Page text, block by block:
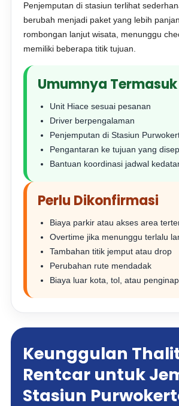
Penjemputan di stasiun terlihat
berubah menjadi paket yang lebih
rombongan lanjut wisata, menunggu
memiliki beberapa titik tujuan.
Umumnya Termasuk
Unit Hiace sesuai pesanan
Driver berpengalaman
Penjemputan di Stasiun
Pengantaran ke tujuan yang
Bantuan koordinasi jadwal
Perlu Dikonfirmasi
Biaya parkir atau akses area
Overtime jika menunggu terlalu
Tambahan titik jemput atau drop
Perubahan rute mendadak
Biaya luar kota, tol, atau
Keunggulan
Rentcar untuk
Stasiun